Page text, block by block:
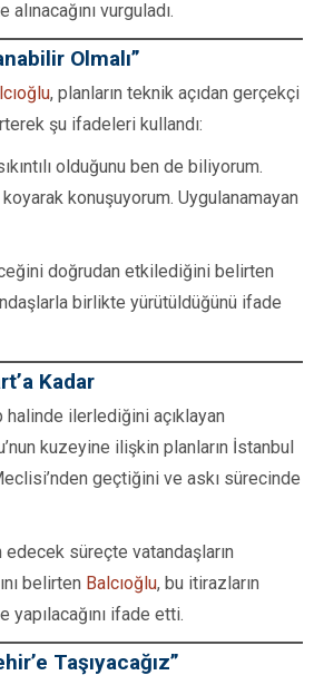
vurguladı.
Olmalı”
, planların teknik açıdan gerçekçi
şu ifadeleri kullandı:
olduğunu ben de biliyorum.
konuşuyorum. Uygulanamayan
doğrudan etkilediğini belirten
birlikte yürütüldüğünü ifade
Kadar
halinde ilerlediğini açıklayan
kuzeyine ilişkin planların İstanbul
geçtiğini ve askı sürecinde
edecek süreçte vatandaşların
belirten Balcıoğlu, bu itirazların
yapılacağını ifade etti.
Taşıyacağız”